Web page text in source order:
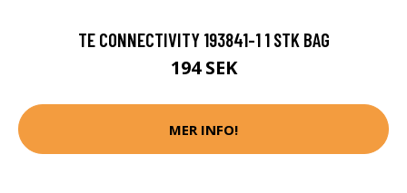
TE CONNECTIVITY 193841-1 1 STK BAG
194 SEK
MER INFO!